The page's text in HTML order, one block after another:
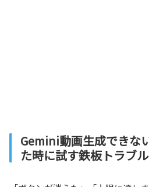
Gemini動画生成できな
た時に試す鉄板トラブ